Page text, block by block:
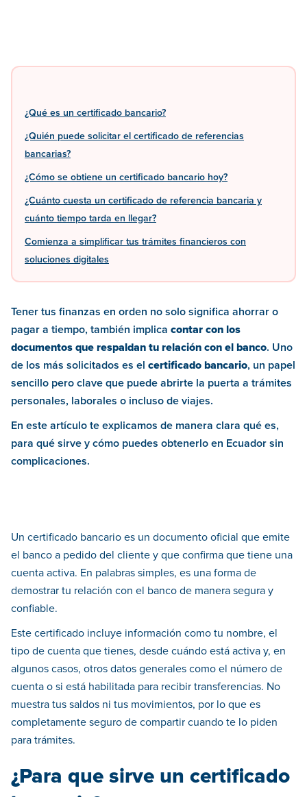
¿Qué es un certificado bancario?
¿Quién puede solicitar el certificado de referencias
bancarias?
¿Cómo se obtiene un certificado bancario hoy?
¿Cuánto cuesta un certificado de referencia bancaria y
cuánto tiempo tarda en llegar?
Comienza a simplificar tus trámites financieros con
soluciones digitales
Tener tus finanzas en orden no solo significa ahorrar o
pagar a tiempo, también implica contar con los
documentos que respaldan tu relación con el banco. Uno
de los más solicitados es el certificado bancario, un papel
sencillo pero clave que puede abrirte la puerta a trámites
personales, laborales o incluso de viajes.
En este artículo te explicamos de manera clara qué es,
para qué sirve y cómo puedes obtenerlo en Ecuador sin
complicaciones.
Un certificado bancario es un documento oficial que emite
el banco a pedido del cliente y que confirma que tiene una
cuenta activa. En palabras simples, es una forma de
demostrar tu relación con el banco de manera segura y
confiable.
Este certificado incluye información como tu nombre, el
tipo de cuenta que tienes, desde cuándo está activa y, en
algunos casos, otros datos generales como el número de
cuenta o si está habilitada para recibir transferencias. No
muestra tus saldos ni tus movimientos, por lo que es
completamente seguro de compartir cuando te lo piden
para trámites.
¿Para que sirve un certificado